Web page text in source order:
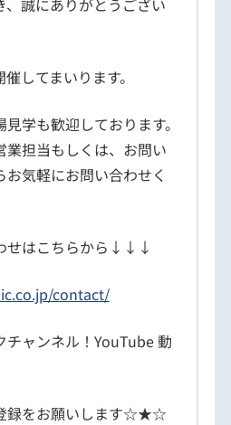
、誠にありがとうござい
してまいります。
学も歓迎しております。
業担当もしくは、お問い
気軽にお問い合わせく
はこちらから↓↓↓
contact/
ャンネル！YouTube 動
録をお願いします☆★☆